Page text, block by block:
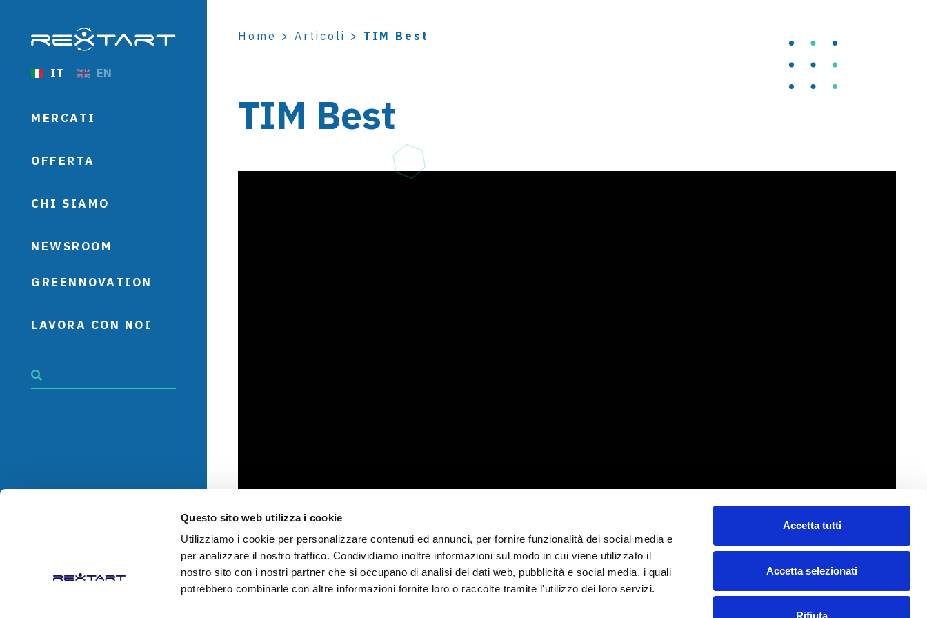
Questo sito web utilizza i cookie
Utilizziamo i cookie per personalizzare contenuti ed annunci, per fornire funzionalità dei social media e
per analizzare il nostro traffico. Condividiamo inoltre informazioni sul modo in cui viene utilizzato il
nostro sito con i nostri partner che si occupano di analisi dei dati web, pubblicità e social media, i quali
potrebbero combinarle con altre informazioni fornite loro o raccolte tramite l'utilizzo dei loro servizi.
Accetta tutti
Accetta selezionati
Rifiuta
IT EN
MERCATI
OFFERTA
CHI SIAMO
NEWSROOM
GREENNOVATION
LAVORA CON NOI
Home > Articoli > TIM Best
TIM Best
© Copyright 2026 - Rextart S.r.l., Via Camerata Picena 385 00138, P.I. 09480371005 , REA RM-1166132, Cap. sociale 62.000,00,